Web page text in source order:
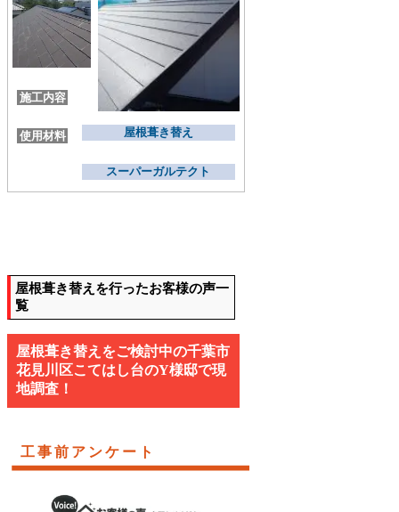
施工内容
屋根葺き替え
使用材料
スーパーガルテクト
屋根葺き替えを行ったお客様の声一
覧
屋根葺き替えをご検討中の千葉市
花見川区こてはし台のY様邸で現
地調査！
工事前アンケート